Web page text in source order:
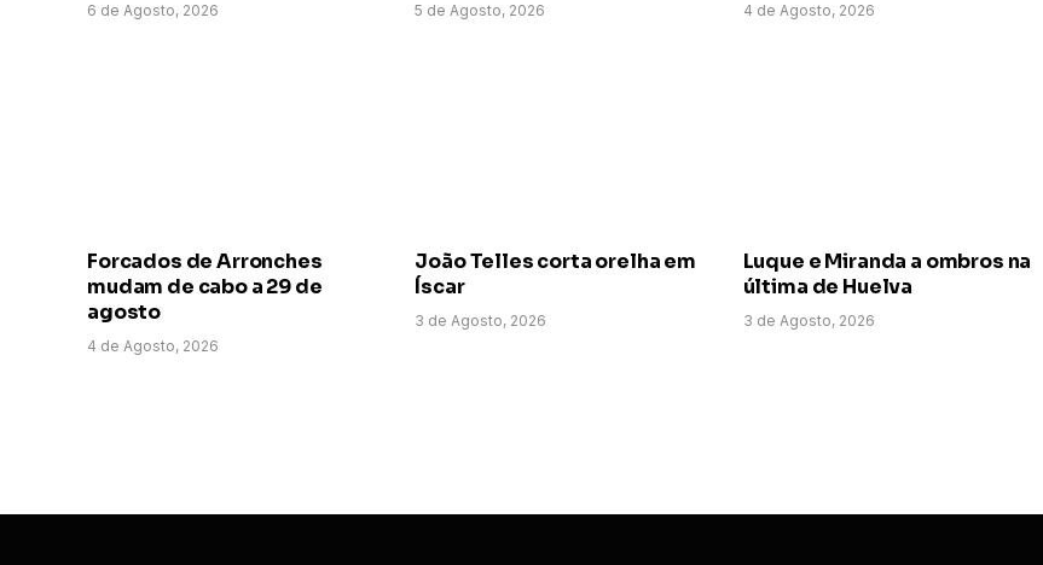
6 de Agosto, 2026 5 de Agosto, 2026 4 de Agosto, 2026
Forcados de Arronches
mudam de cabo a 29 de
agosto
4 de Agosto, 2026
João Telles corta orelha em
Íscar
3 de Agosto, 2026
Luque e Miranda a ombros na
última de Huelva
3 de Agosto, 2026